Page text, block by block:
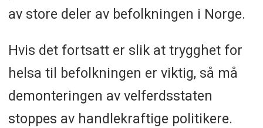
av store deler av befolkningen i Norge.
Hvis det fortsatt er slik at trygghet for
helsa til befolkningen er viktig, så må
demonteringen av velferdsstaten
stoppes av handlekraftige politikere.